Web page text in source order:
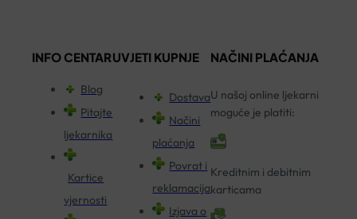
INFO CENTAR
Blog
Pitajte
ljekarnika
Kartice
vjernosti
UVJETI KUPNJE
Dostava
Načini
plaćanja
Povrat i
reklamacija
Izjava o
NAČINI PLAĆANJA
U našoj online ljekarni
moguće je platiti:
Kreditnim i debitnim
karticama